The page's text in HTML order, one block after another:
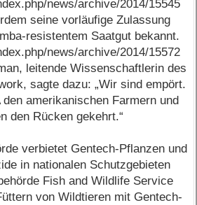
news/archive/2014/15545
seine vorläufige Zulassung
resistentem Saatgut bekannt.
news/archive/2014/15572
leitende Wissenschaftlerin des
sagte dazu: „Wir sind empört.
amerikanischen Farmern und
den Rücken gekehrt.“
verbietet Gentech-Pflanzen und
in nationalen Schutzgebieten
Fish and Wildlife Service
von Wildtieren mit Gentech-